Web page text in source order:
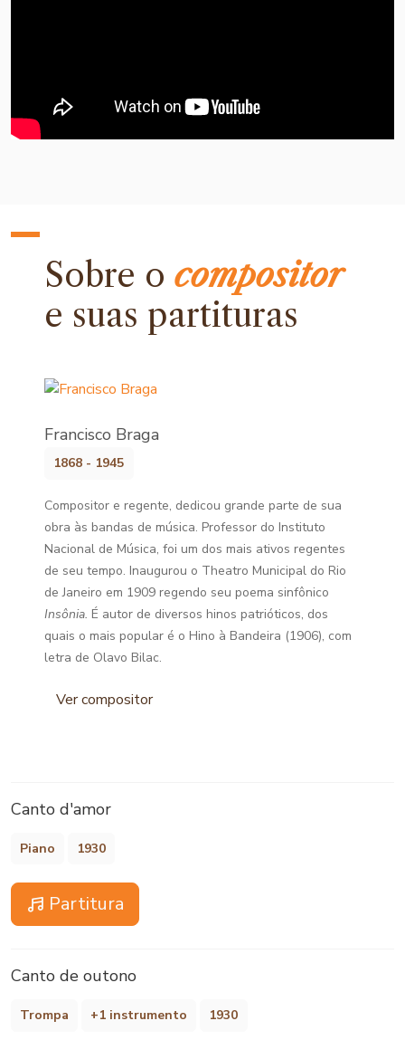
Sobre ocompositor
e suas partituras
Francisco Braga
1868 - 1945
Compositor e regente, dedicou grande parte de sua
obra às bandas de música. Professor do Instituto
Nacional de Música, foi um dos mais ativos regentes
de seu tempo. Inaugurou o Theatro Municipal do Rio
de Janeiro em 1909 regendo seu poema sinfônico
Insônia. É autor de diversos hinos patrióticos, dos
quais o mais popular é o Hino à Bandeira (1906), com
letra de Olavo Bilac.
Ver compositor
Canto d'amor
Piano 1930
Partitura
Canto de outono
Trompa +1 instrumento 1930